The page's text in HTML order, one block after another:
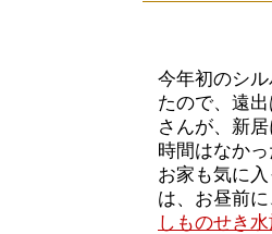
今年初のシ
たので、遠
さんが、新
時間はなか
お家も気に
は、お昼前
しものせき水